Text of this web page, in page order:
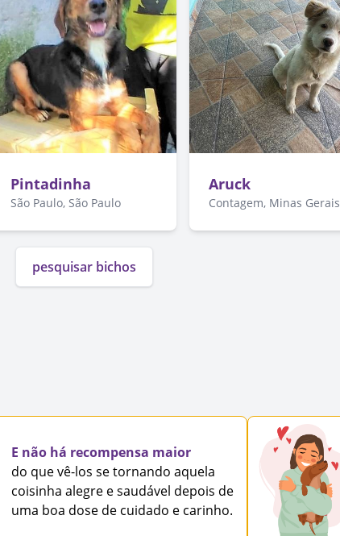
Pintadinha
São Paulo, São Paulo
Aruck
Contagem, Minas Gerais
pesquisar bichos
E não há recompensa maior
do que vê-los se tornando aquela
coisinha alegre e saudável depois de
uma boa dose de cuidado e carinho.